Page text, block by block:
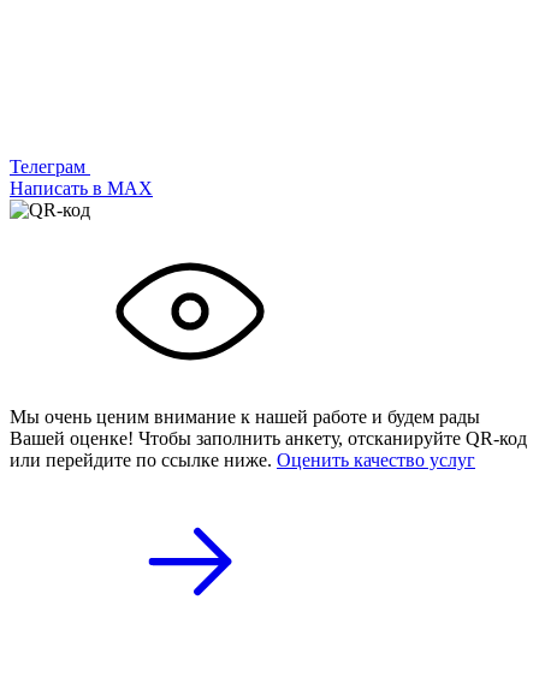
Телеграм
Написать в МАХ
Мы очень ценим внимание к нашей работе и будем рады
Вашей оценке! Чтобы заполнить анкету, отсканируйте QR-код
или перейдите по ссылке ниже. Оценить качество услуг